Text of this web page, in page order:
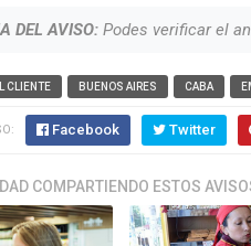
DEL AVISO: Podes verificar el
CLIENTE BUENOS AIRES CABA
Facebook Twitter
COMPARTIENDO ESTOS